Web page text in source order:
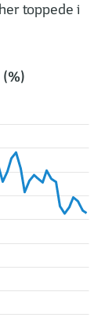
toppede i